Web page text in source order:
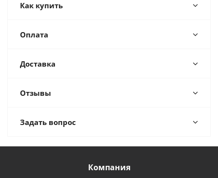
Как купить
Оплата
Доставка
Отзывы
Задать вопрос
Компания